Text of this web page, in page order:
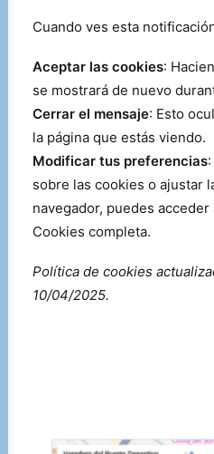
Cuando ves esta
Aceptar las cookies:
se mostrará de nuevo
Cerrar el mensaje: Esto
la página que estás viendo.
Modificar tus preferencias
sobre las cookies o ajustar
navegador, puedes
Cookies completa.
Política de cookies
10/04/2025.